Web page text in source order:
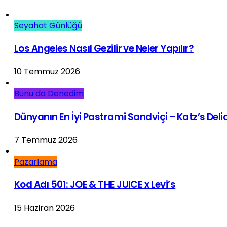
Seyahat Günlüğü
Los Angeles Nasıl Gezilir ve Neler Yapılır?
10 Temmuz 2026
Bunu da Denedim
Dünyanın En İyi Pastrami Sandviçi – Katz’s
7 Temmuz 2026
Pazarlama
Kod Adı 501: JOE & THE JUICE x Levi’s
15 Haziran 2026